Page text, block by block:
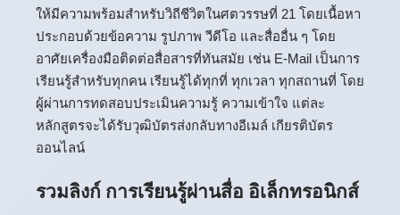
ให้มีความพร้อมสำหรับวิถีชีวิตในศตวรรษที่ 21 โดยเนื้อหา
ประกอบด้วยข้อความ รูปภาพ วีดีโอ และสื่ออื่น ๆ โดย
อาศัยเครื่องมือติดต่อสื่อสารที่ทันสมัย เช่น E-Mail เป็นการ
เรียนรู้สำหรับทุกคน เรียนรู้ได้ทุกที่ ทุกเวลา ทุกสถานที่ โดย
ผู้ผ่านการทดสอบประเมินความรู้ ความเข้าใจ แต่ละ
หลักสูตรจะได้รับวุฒิบัตรส่งกลับทางอีเมล์ เกียรติบัตร
ออนไลน์
รวมลิงก์ การเรียนรู้ผ่านสื่อ อิเล็กทรอนิกส์